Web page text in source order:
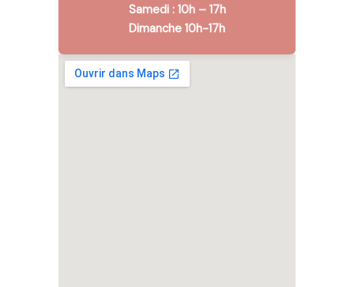
Samedi : 10h – 17h
Dimanche 10h-17h